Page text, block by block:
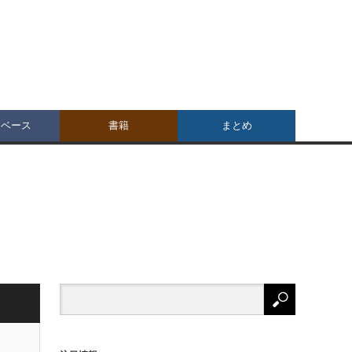
ース 書籍 まとめ